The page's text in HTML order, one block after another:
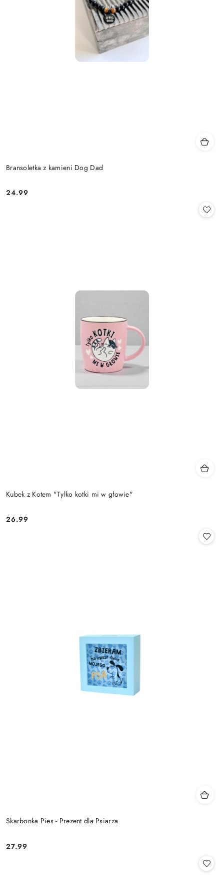
Bransoletka z kamieni Dog Dad
Cena:
24.99
Kubek z Kotem "Tylko kotki mi w głowie"
Cena:
26.99
Skarbonka Pies - Prezent dla Psiarza
Cena:
27.99